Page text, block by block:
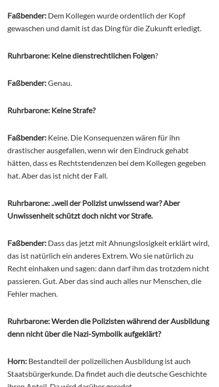
Faßbender: Dem Kollegen wurde ordentlich der Kopf
gewaschen und damit ist das Ding für die Zukunft erledigt.
Ruhrbarone: Keine dienstrechtlichen Folgen?
Faßbender:Genau.
Ruhrbarone: Keine Strafe?
Faßbender: Keine. Die Konsequenzen wären für ihn
drastischer ausgefallen, wenn wir den Eindruck gehabt
hätten, dass es Rechtstendenzen bei dem Kollegen gegeben
hat. Aber das ist nicht der Fall.
Ruhrbarone: ..weil der Polizist unwissend war? Aber
Unwissenheit schützt doch nicht vor Strafe.
Faßbender: Dass das jetzt mit Ahnungslosigkeit erklärt wird,
das ist natürlich ein anderes Extrem. Wo sie natürlich zu
Recht einhaken und sagen: dann darf ihm das trotzdem nicht
passieren. Gut. Aber das sind auch alles nur Menschen, die
Fehler machen.
Ruhrbarone: Werden die Polizisten während der Ausbildung
denn nicht über die Nazi-Symbolik aufgeklärt?
Horn: Bestandteil der polizeilichen Ausbildung ist auch
Staatsbürgerkunde. Da findet auch die deutsche Geschichte